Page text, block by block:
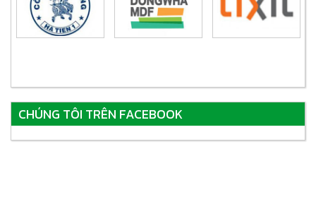
CHÚNG TÔI TRÊN FACEBOOK